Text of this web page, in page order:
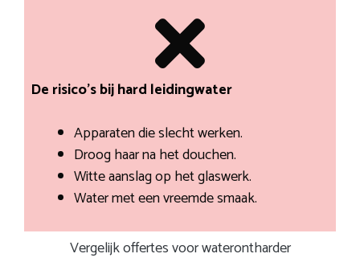
De risico’s bij hard leidingwater
Apparaten die slecht werken.
Droog haar na het douchen.
Witte aanslag op het glaswerk.
Water met een vreemde smaak.
Vergelijk offertes voor waterontharder